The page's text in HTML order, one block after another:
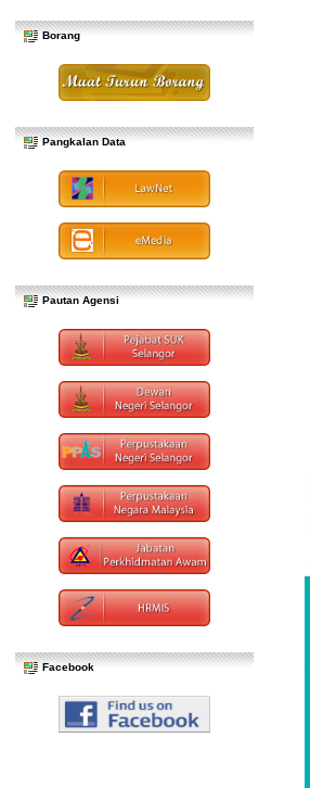
Borang
Pangkalan Data
Pautan Agensi
Facebook